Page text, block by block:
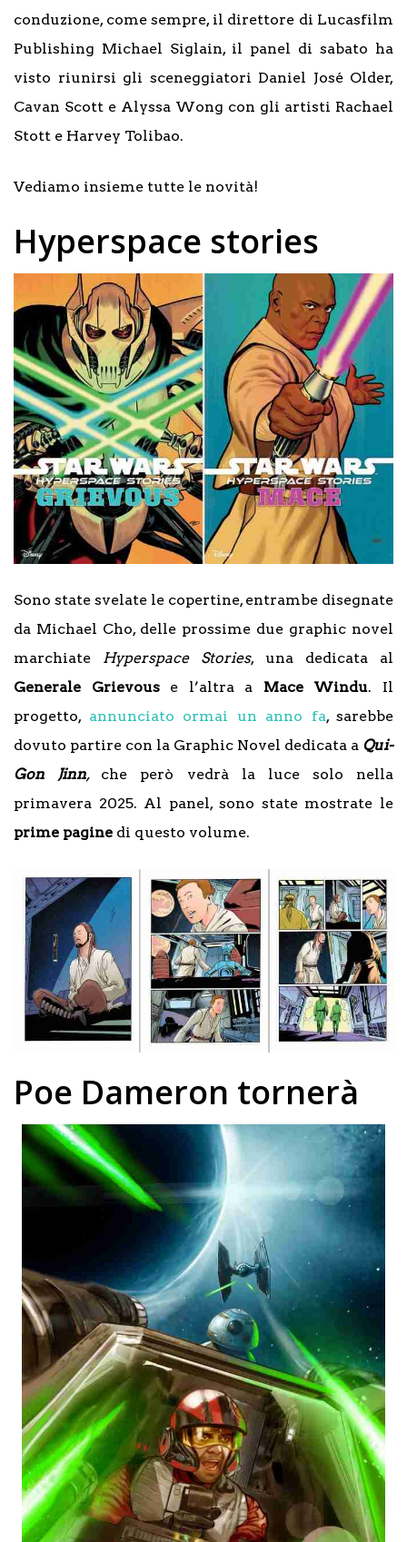
conduzione, come sempre, il direttore di Lucasfilm
Publishing Michael Siglain, il panel di sabato ha
visto riunirsi gli sceneggiatori Daniel José Older,
Cavan Scott e Alyssa Wong con gli artisti Rachael
Stott e Harvey Tolibao.
Vediamo insieme tutte le novità!
Hyperspace stories
Sono state svelate le copertine, entrambe disegnate
da Michael Cho, delle prossime due graphic novel
marchiate Hyperspace Stories, una dedicata al
Generale Grievouse l’altra a Mace Windu. Il
progetto, annunciato ormai un anno fa, sarebbe
dovuto partire con la Graphic Novel dedicata a Qui-
Gon Jinn, che però vedrà la luce solo nella
primavera 2025. Al panel, sono state mostrate le
prime pagine di questo volume.
Poe Dameron tornerà